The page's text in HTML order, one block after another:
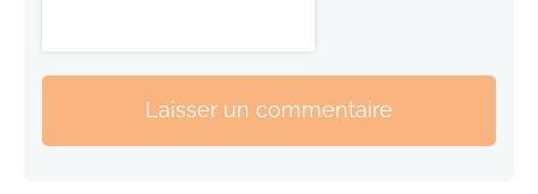
Laisser un commentaire